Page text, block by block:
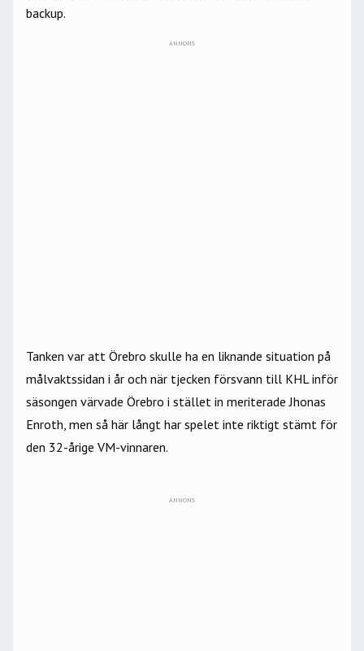
backup.
ANNONS
Tanken var att Örebro skulle ha en liknande situation på
målvaktssidan i år och när tjecken försvann till KHL inför
säsongen värvade Örebro i stället in meriterade Jhonas
Enroth, men så här långt har spelet inte riktigt stämt för
den 32-årige VM-vinnaren.
ANNONS